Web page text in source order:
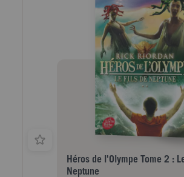
de faux-semblants. Pour survivre
et aux secrets de famille, Lyra devra
que des mots.
Héros de l'Olympe Tome 2 :
Neptune